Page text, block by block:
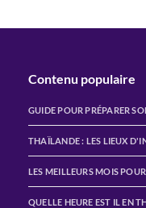
Contenu populaire
GUIDE POUR PRÉPARER
THAÏLANDE : LES LIEUX
LES MEILLEURS MOIS
QUELLE HEURE EST IL EN